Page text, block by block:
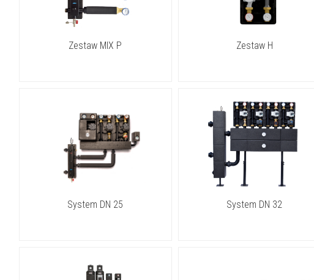
Zestaw MIX P Zestaw H
System DN 25 System DN 32